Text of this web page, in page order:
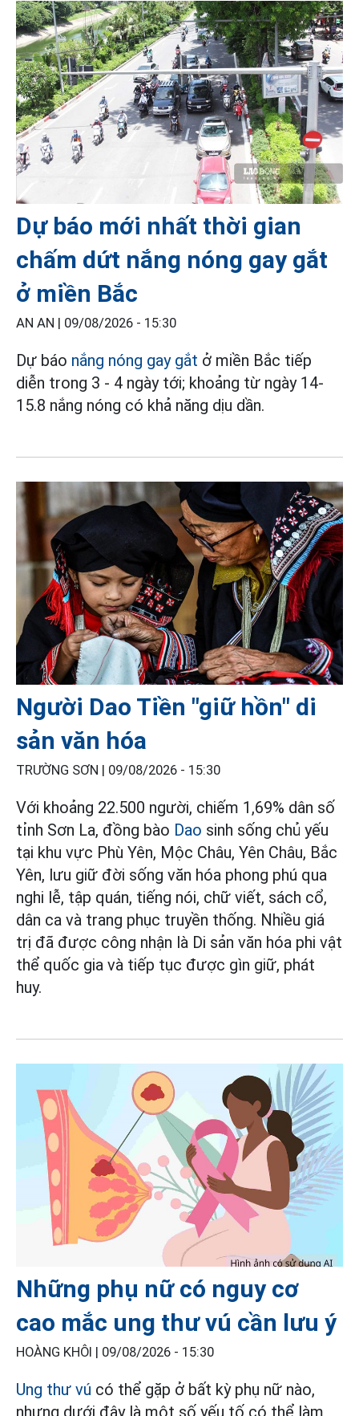
Dự báo mới nhất thời gian
chấm dứt nắng nóng gay gắt
ở miền Bắc
AN AN | 09/08/2026 - 15:30
Dự báo nắng nóng gay gắt ở miền Bắc tiếp
diễn trong 3 - 4 ngày tới; khoảng từ ngày 14-
15.8 nắng nóng có khả năng dịu dần.
Người Dao Tiền "giữ hồn" di
sản văn hóa
TRƯỜNG SƠN | 09/08/2026 - 15:30
Với khoảng 22.500 người, chiếm 1,69% dân số
tỉnh Sơn La, đồng bào Dao sinh sống chủ yếu
tại khu vực Phù Yên, Mộc Châu, Yên Châu, Bắc
Yên, lưu giữ đời sống văn hóa phong phú qua
nghi lễ, tập quán, tiếng nói, chữ viết, sách cổ,
dân ca và trang phục truyền thống. Nhiều giá
trị đã được công nhận là Di sản văn hóa phi vật
thể quốc gia và tiếp tục được gìn giữ, phát
huy.
Những phụ nữ có nguy cơ
cao mắc ung thư vú cần lưu ý
HOÀNG KHÔI | 09/08/2026 - 15:30
Ung thư vú có thể gặp ở bất kỳ phụ nữ nào,
nhưng dưới đây là một số yếu tố có thể làm